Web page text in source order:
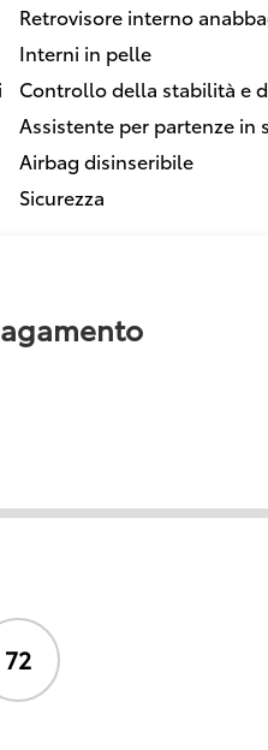
Retrovisore interno
Interni in pelle
Controllo della stabilità e
Assistente per partenze in
Airbag disinseribile
Sicurezza
72